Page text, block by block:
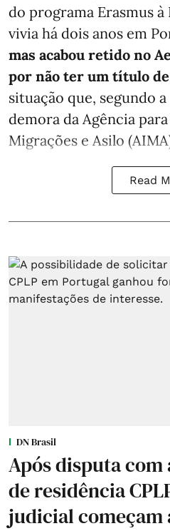
do programa Erasmus
vivia há dois anos em
mas acabou retido no
por não ter um título
situação que, segundo
demora da Agência
Migrações e Asilo
Read
DN Brasil
Após disputa
de residência
judicial começam